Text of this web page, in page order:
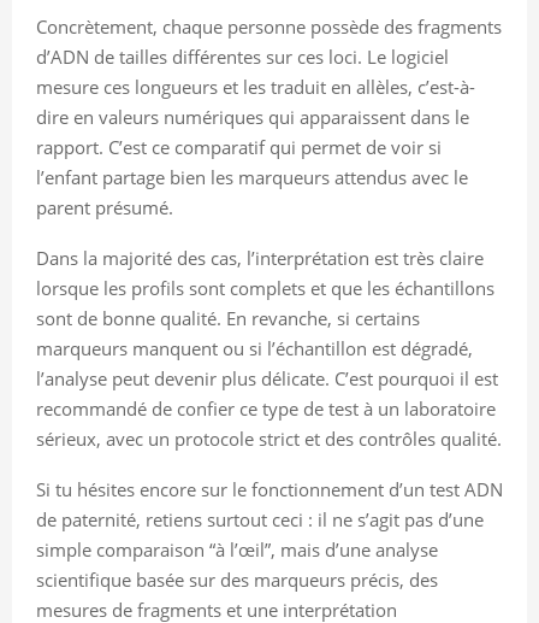
Concrètement, chaque personne possède des fragments
d’ADN de tailles différentes sur ces loci. Le logiciel
mesure ces longueurs et les traduit en allèles, c’est-à-
dire en valeurs numériques qui apparaissent dans le
rapport. C’est ce comparatif qui permet de voir si
l’enfant partage bien les marqueurs attendus avec le
parent présumé.
Dans la majorité des cas, l’interprétation est très claire
lorsque les profils sont complets et que les échantillons
sont de bonne qualité. En revanche, si certains
marqueurs manquent ou si l’échantillon est dégradé,
l’analyse peut devenir plus délicate. C’est pourquoi il est
recommandé de confier ce type de test à un laboratoire
sérieux, avec un protocole strict et des contrôles qualité.
Si tu hésites encore sur le fonctionnement d’un test ADN
de paternité, retiens surtout ceci : il ne s’agit pas d’une
simple comparaison “à l’œil”, mais d’une analyse
scientifique basée sur des marqueurs précis, des
mesures de fragments et une interprétation